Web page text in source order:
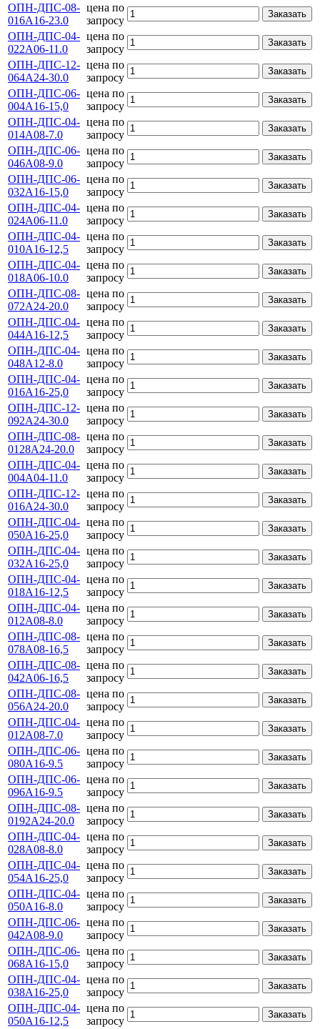
ОПН-ДПС-08-
016А16-23.0
цена по
запросу
Заказать
ОПН-ДПС-04-
022А06-11.0
цена по
запросу
Заказать
ОПН-ДПС-12-
064А24-30.0
цена по
запросу
Заказать
ОПН-ДПС-06-
004A16-15,0
цена по
запросу
Заказать
ОПН-ДПС-04-
014А08-7.0
цена по
запросу
Заказать
ОПН-ДПС-06-
046А08-9.0
цена по
запросу
Заказать
ОПН-ДПС-06-
032А16-15,0
цена по
запросу
Заказать
ОПН-ДПС-04-
024А06-11.0
цена по
запросу
Заказать
ОПН-ДПС-04-
010А16-12,5
цена по
запросу
Заказать
ОПН-ДПС-04-
018А06-10.0
цена по
запросу
Заказать
ОПН-ДПС-08-
072А24-20.0
цена по
запросу
Заказать
ОПН-ДПС-04-
044А16-12,5
цена по
запросу
Заказать
ОПН-ДПС-04-
048А12-8.0
цена по
запросу
Заказать
ОПН-ДПС-04-
016А16-25,0
цена по
запросу
Заказать
ОПН-ДПС-12-
092А24-30.0
цена по
запросу
Заказать
ОПН-ДПС-08-
0128А24-20.0
цена по
запросу
Заказать
ОПН-ДПС-04-
004А04-11.0
цена по
запросу
Заказать
ОПН-ДПС-12-
016А24-30.0
цена по
запросу
Заказать
ОПН-ДПС-04-
050А16-25,0
цена по
запросу
Заказать
ОПН-ДПС-04-
032А16-25,0
цена по
запросу
Заказать
ОПН-ДПС-04-
018А16-12,5
цена по
запросу
Заказать
ОПН-ДПС-04-
012А08-8.0
цена по
запросу
Заказать
ОПН-ДПС-08-
078А08-16,5
цена по
запросу
Заказать
ОПН-ДПС-08-
042А06-16,5
цена по
запросу
Заказать
ОПН-ДПС-08-
056А24-20.0
цена по
запросу
Заказать
ОПН-ДПС-04-
012А08-7.0
цена по
запросу
Заказать
ОПН-ДПС-06-
080А16-9.5
цена по
запросу
Заказать
ОПН-ДПС-06-
096А16-9.5
цена по
запросу
Заказать
ОПН-ДПС-08-
0192А24-20.0
цена по
запросу
Заказать
ОПН-ДПС-04-
028А08-8.0
цена по
запросу
Заказать
ОПН-ДПС-04-
054А16-25,0
цена по
запросу
Заказать
ОПН-ДПС-04-
050А16-8.0
цена по
запросу
Заказать
ОПН-ДПС-06-
042А08-9.0
цена по
запросу
Заказать
ОПН-ДПС-06-
068А16-15,0
цена по
запросу
Заказать
ОПН-ДПС-04-
038А16-25,0
цена по
запросу
Заказать
ОПН-ДПС-04-
050А16-12,5
цена по
запросу
Заказать